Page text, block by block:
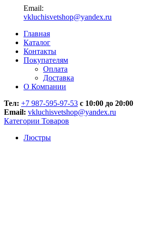
Email:
vkluchisvetshop@yandex.ru
Главная
Каталог
Контакты
Покупателям
Оплата
Доставка
О Компании
Тел: +7 987-595-97-53 с 10:00 до 20:00
Email: vkluchisvetshop@yandex.ru
Категории Товаров
Люстры